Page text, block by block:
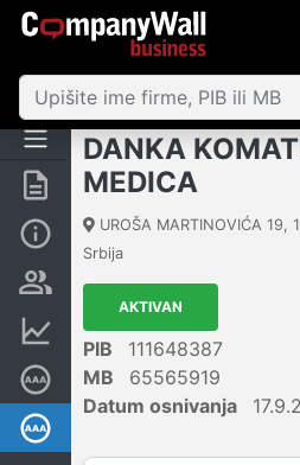
Rezime
Osnovni podaci
Vlasnička struktura
Finansijski podaci
Sertifikat bonitetne izvrsnosti
DANKA
MEDICA
UROŠA MARTINOVIĆA 19,
Srbija
AKTIVAN
PIB
111648387
MB
65565919
Datum osnivanja